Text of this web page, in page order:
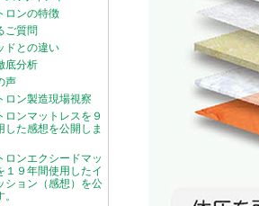
ロンの特徴
ご質問
ドとの違い
底分析
声
ロン製造現場視察
ロンマットレスを９
した感想を公開しま
ロンエクシードマッ
１９年間使用したイ
ション（感想）を公